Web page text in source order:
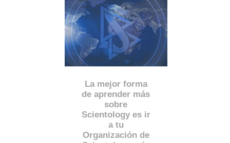
La mejor forma
de aprender más
sobre
Scientology es ir
a tu
Organización de